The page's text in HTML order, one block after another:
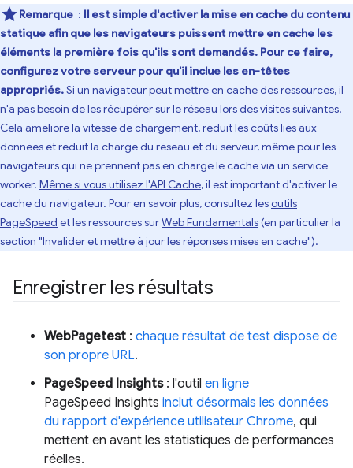
Remarque : Il est simple d'activer la mise en cache du contenu
statique afin que les navigateurs puissent mettre en cache les
éléments la première fois qu'ils sont demandés. Pour ce faire,
configurez votre serveur pour qu'il inclue les en-têtes
appropriés.Si un navigateur peut mettre en cache des ressources, il
n'a pas besoin de les récupérer sur le réseau lors des visites suivantes.
Cela améliore la vitesse de chargement, réduit les coûts liés aux
données et réduit la charge du réseau et du serveur, même pour les
navigateurs qui ne prennent pas en charge le cache via un service
worker. Même si vous utilisez l'API Cache, il est important d'activer le
cache du navigateur. Pour en savoir plus, consultez lesoutils
PageSpeed et les ressources surWeb Fundamentals(en particulier la
section "Invalider et mettre à jour les réponses mises en cache").
Enregistrer les résultats
WebPagetest : chaque résultat de test dispose de
son propre URL.
PageSpeed Insights: l'outil en ligne
PageSpeed Insights inclut désormais les données
du rapport d'expérience utilisateur Chrome, qui
mettent en avant les statistiques de performances
réelles.